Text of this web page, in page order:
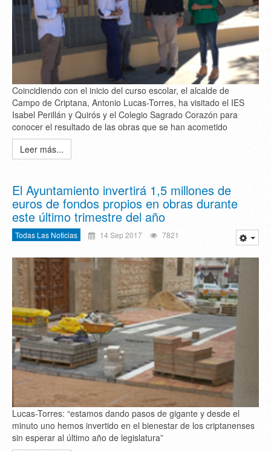
Coincidiendo con el inicio del curso escolar, el alcalde de
Campo de Criptana, Antonio Lucas-Torres, ha visitado el IES
Isabel Perillán y Quirós y el Colegio Sagrado Corazón para
conocer el resultado de las obras que se han acometido
Leer más...
El Ayuntamiento invertirá 1,5 millones de
euros de fondos propios en obras durante
este último trimestre del año
Todas Las Noticias 14 Sep 2017 7821
Lucas-Torres: “estamos dando pasos de gigante y desde el
minuto uno hemos invertido en el bienestar de los criptanenses
sin esperar al último año de legislatura”